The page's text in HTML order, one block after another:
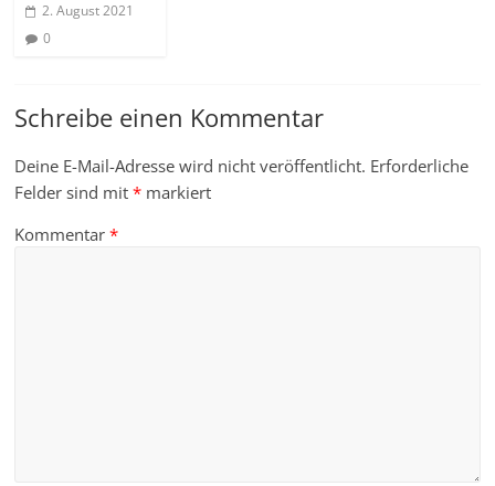
2. August 2021
0
Schreibe einen Kommentar
Deine E-Mail-Adresse wird nicht veröffentlicht. Erforderliche
Felder sind mit* markiert
Kommentar*